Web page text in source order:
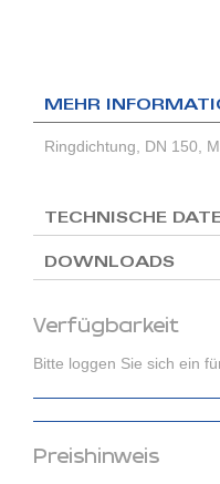
Verfügbarkeit
Bitte loggen Sie sich ein
Preishinweis
MEHR
Ringdichtung, DN 150,
TECHNISCHE
DOWNLOADS